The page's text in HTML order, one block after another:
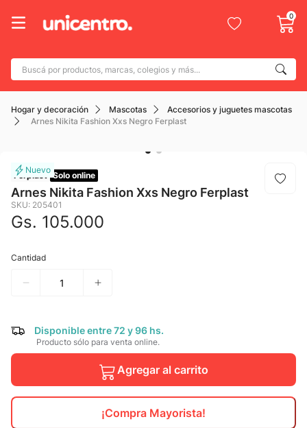
0
Buscá por productos, marcas, colegios y más...
Hogar y decoración Mascotas
Accesorios y juguetes mascotas
Arnes Nikita Fashion Xxs Negro Ferplast
Ferplast Solo online
Arnes Nikita Fashion Xxs Negro Ferplast
SKU: 205401
Gs. 105.000
Cantidad
Disponible entre 72 y 96 hs.
Producto sólo para venta online.
Agregar al carrito
¡Compra Mayorista!
Términos más buscados
1 . adidas
caterpillar
5. botin
7.
todo terreno
10. adidas mujer